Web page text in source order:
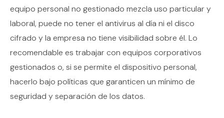
equipo personal no gestionado mezcla uso particular y
laboral, puede no tener el antivirus al día ni el disco
cifrado y la empresa no tiene visibilidad sobre él. Lo
recomendable es trabajar con equipos corporativos
gestionados o, si se permite el dispositivo personal,
hacerlo bajo políticas que garanticen un mínimo de
seguridad y separación de los datos.